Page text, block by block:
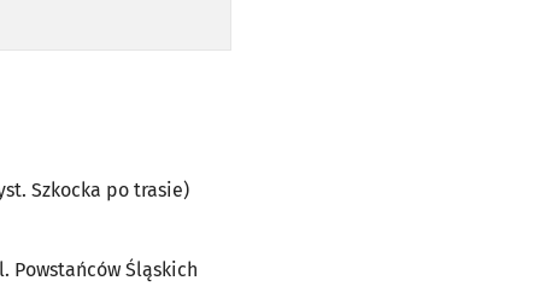
ŚLĄSKICH (DO PRZYST. SZKOCKA PO TRASIE)
Szkocka po trasie)
Powstańców Śląskich